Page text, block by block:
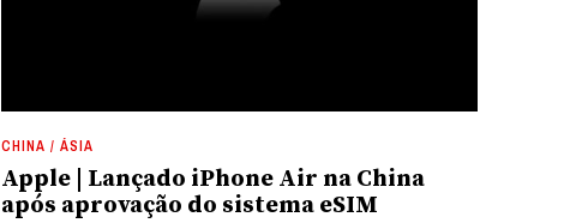
CHINA / ÁSIA
Apple | Lançado iPhone Air na China
após aprovação do sistema eSIM